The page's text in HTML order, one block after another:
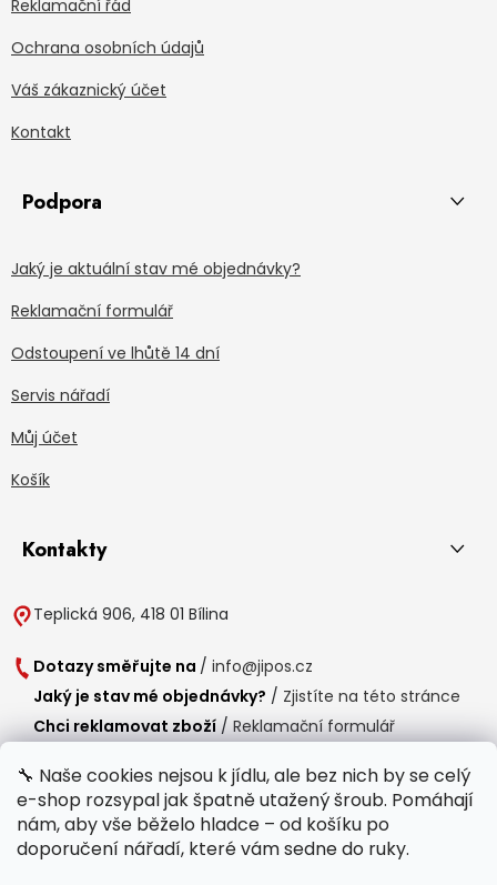
🔧 Naše cookies nejsou k jídlu, ale bez nich by se celý
e-shop rozsypal jak špatně utažený šroub. Pomáhají
nám, aby vše běželo hladce – od košíku po
doporučení nářadí, které vám sedne do ruky.
Reklamační řád
Ochrana osobních údajů
Váš zákaznický účet
Kontakt
Podpora
Jaký je aktuální stav mé objednávky?
Reklamační formulář
Odstoupení ve lhůtě 14 dní
Servis nářadí
Můj účet
Košík
Kontakty
Teplická 906, 418 01 Bílina
Dotazy směřujte na / info@jipos.cz
Jaký je stav mé objednávky? / Zjistíte na této stránce
Chci reklamovat zboží / Reklamační formulář
Provozní doba
Po-Čt / 8:00 - 15:00